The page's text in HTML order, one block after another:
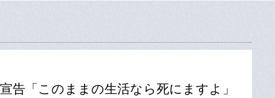
告「このままの生活なら死にますよ」